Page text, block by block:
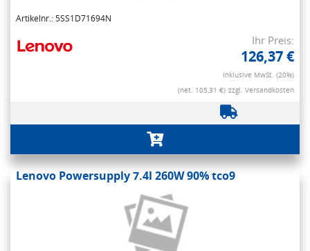
Artikelnr.: 5SS1D71694N
Ihr Preis:
126,37 €
Inklusive MwSt. (20%)
(net. 105,31 €) zzgl. Versandkosten
Lenovo Powersupply 7.4l 260W 90% tco9